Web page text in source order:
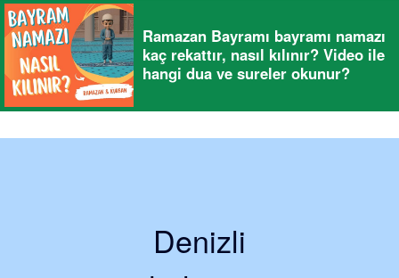
Ramazan Bayramı bayramı namazı
kaç rekattır, nasıl kılınır? Video ile
hangi dua ve sureler okunur?
Denizli